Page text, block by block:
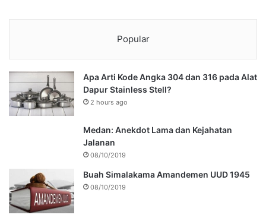
Popular
Apa Arti Kode Angka 304 dan 316 pada Alat
Dapur Stainless Stell?
2 hours ago
Medan: Anekdot Lama dan Kejahatan
Jalanan
08/10/2019
Buah Simalakama Amandemen UUD 1945
08/10/2019